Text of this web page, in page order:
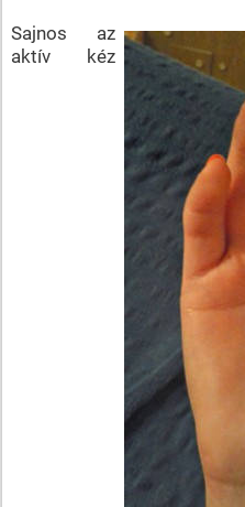
Sajnos az
aktív kéz